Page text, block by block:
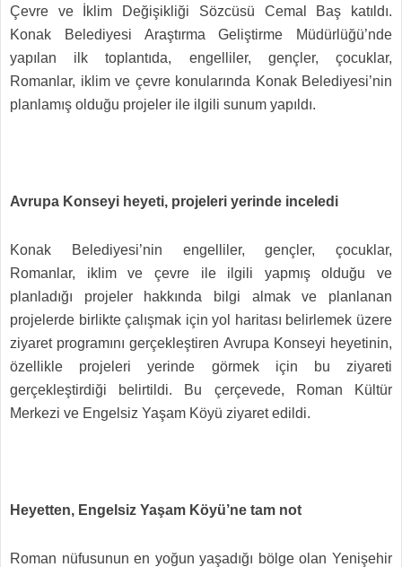
Çevre ve İklim Değişikliği Sözcüsü Cemal Baş katıldı.
Konak Belediyesi Araştırma Geliştirme Müdürlüğü’nde
yapılan ilk toplantıda, engelliler, gençler, çocuklar,
Romanlar, iklim ve çevre konularında Konak Belediyesi’nin
planlamış olduğu projeler ile ilgili sunum yapıldı.
Avrupa Konseyi heyeti, projeleri yerinde inceledi
Konak Belediyesi’nin engelliler, gençler, çocuklar,
Romanlar, iklim ve çevre ile ilgili yapmış olduğu ve
planladığı projeler hakkında bilgi almak ve planlanan
projelerde birlikte çalışmak için yol haritası belirlemek üzere
ziyaret programını gerçekleştiren Avrupa Konseyi heyetinin,
özellikle projeleri yerinde görmek için bu ziyareti
gerçekleştirdiği belirtildi. Bu çerçevede, Roman Kültür
Merkezi ve Engelsiz Yaşam Köyü ziyaret edildi.
Heyetten, Engelsiz Yaşam Köyü’ne tam not
Roman nüfusunun en yoğun yaşadığı bölge olan Yenişehir